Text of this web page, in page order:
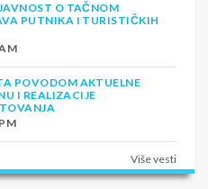
O TAČNOM
PUTNIKA I TURISTIČKIH
POVODOM AKTUELNE
I REALIZACIJE
Više vesti